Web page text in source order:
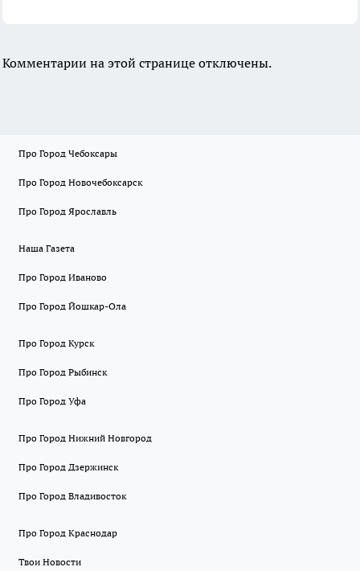
Комментарии на этой странице отключены.
Про Город Чебоксары
Про Город Новочебоксарск
Про Город Ярославль
Наша Газета
Про Город Иваново
Про Город Йошкар-Ола
Про Город Курск
Про Город Рыбинск
Про Город Уфа
Про Город Нижний Новгород
Про Город Дзержинск
Про Город Владивосток
Про Город Краснодар
Твои Новости